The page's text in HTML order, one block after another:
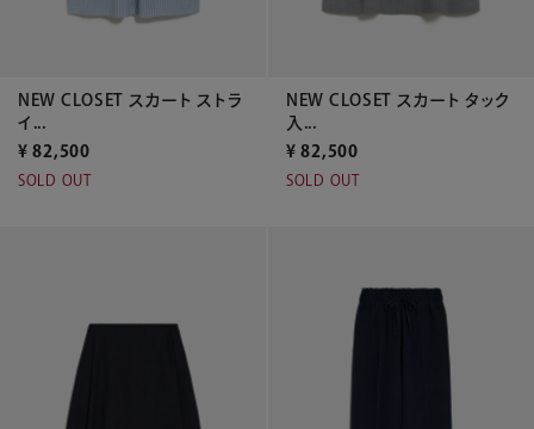
NEW CLOSET スカート ストラ
イ...
¥ 82,500
SOLD OUT
NEW CLOSET スカート タック
入...
¥ 82,500
SOLD OUT